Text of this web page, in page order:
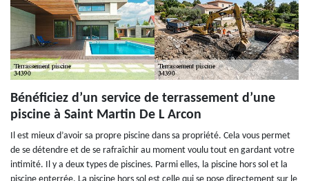
Bénéficiez d’un service de terrassement d’une
piscine à Saint Martin De L Arcon
Il est mieux d’avoir sa propre piscine dans sa propriété. Cela vous permet
de se détendre et de se rafraîchir au moment voulu tout en gardant votre
intimité. Il y a deux types de piscines. Parmi elles, la piscine hors sol et la